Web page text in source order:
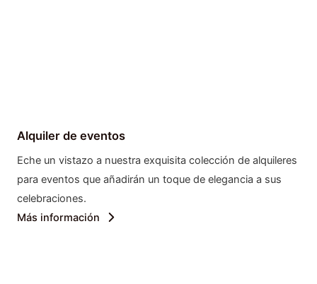
Alquiler de eventos
Eche un vistazo a nuestra exquisita colección de alquileres
para eventos que añadirán un toque de elegancia a sus
celebraciones.
Más información